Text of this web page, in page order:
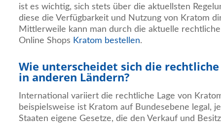
ist es wichtig, sich stets über die aktuellsten
diese die Verfügbarkeit und Nutzung von Kratom
Mittlerweile kann man durch die aktuelle
Online Shops Kratom bestellen.
Wie unterscheidet sich die
in anderen Ländern?
International variiert die rechtliche Lage von
beispielsweise ist Kratom auf Bundesebene legal,
Staaten eigene Gesetze, die den Verkauf und